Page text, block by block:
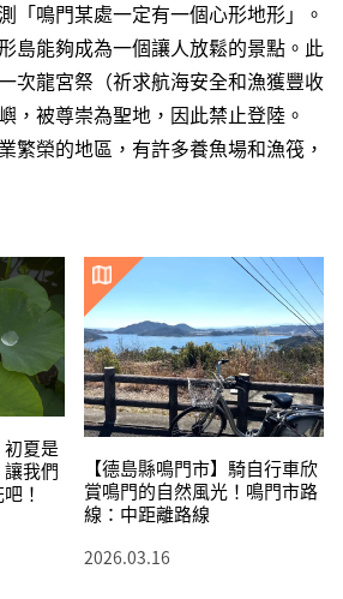
「鳴門某處一定有一個心形地形」。
島能夠成為一個讓人放鬆的景點。此
次龍宮祭（祈求航海安全和漁獲豐收
，被尊崇為聖地，因此禁止登陸。
繁榮的地區，有許多養魚場和漁筏，
初夏是
我們
！
【德島縣鳴門市】騎自行車欣
賞鳴門的自然風光！鳴門市路
線：中距離路線
2026.03.16